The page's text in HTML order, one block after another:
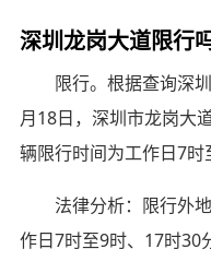
深圳龙岗大道限行
限行。根据查询深
月18日，深圳市龙岗大
辆限行时间为工作日7时
法律分析：限行外
作日7时至9时、17时30